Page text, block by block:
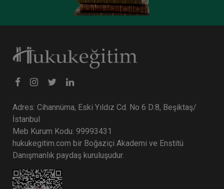
Adres: Cihannüma, Eski Yıldız Cd. No 6 D:8, Beşiktaş/
İstanbul
Meb Kurum Kodu: 99993431
hukukegitim.com bir Boğaziçi Akademi ve Enstitü
Danışmanlık paydaş kuruluşudur.